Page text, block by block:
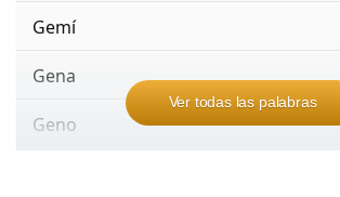
Gemí
Gena
Geno
Ver todas las palabras